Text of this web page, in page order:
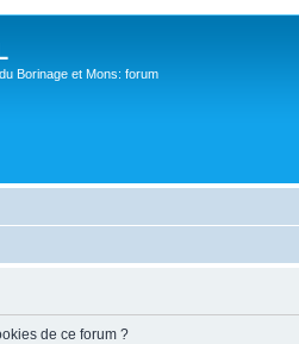
Borinage et Mons: forum
de ce forum ?